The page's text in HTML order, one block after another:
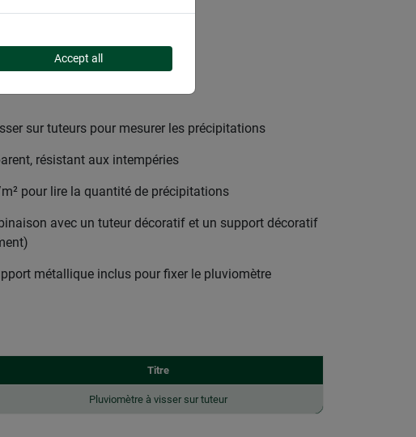
sur tuteurs pour mesurer les précipitations
résistant aux intempéries
pour lire la quantité de précipitations
avec un tuteur décoratif et un support décoratif
métallique inclus pour fixer le pluviomètre
Titre
Pluviomètre à visser sur tuteur
Accept all